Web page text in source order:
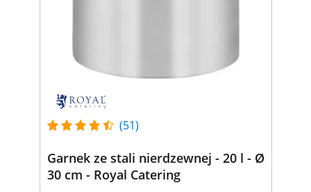
(51)
Garnek ze stali nierdzewnej - 20 l - Ø
30 cm - Royal Catering